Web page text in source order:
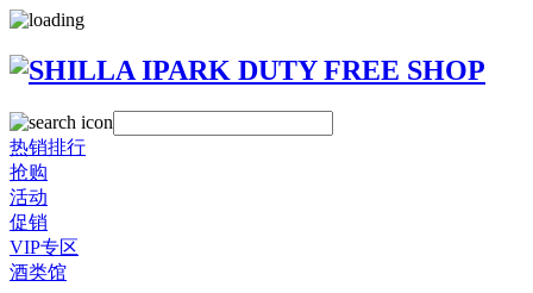
热销排行
抢购
活动
促销
VIP专区
酒类馆